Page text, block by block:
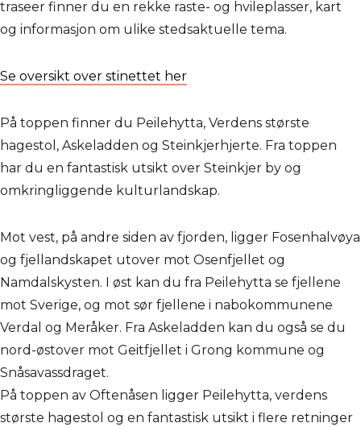
traseer finner du en rekke raste- og hvileplasser, kart
og informasjon om ulike stedsaktuelle tema.
Se oversikt over stinettet her
På toppen finner du Peilehytta, Verdens største
hagestol, Askeladden og Steinkjerhjerte. Fra toppen
har du en fantastisk utsikt over Steinkjer by og
omkringliggende kulturlandskap.
Mot vest, på andre siden av fjorden, ligger Fosenhalvøya
og fjellandskapet utover mot Osenfjellet og
Namdalskysten. I øst kan du fra Peilehytta se fjellene
mot Sverige, og mot sør fjellene i nabokommunene
Verdal og Meråker. Fra Askeladden kan du også se du
nord-østover mot Geitfjellet i Grong kommune og
Snåsavassdraget.
På toppen av Oftenåsen ligger Peilehytta, verdens
største hagestol og en fantastisk utsikt i flere retninger